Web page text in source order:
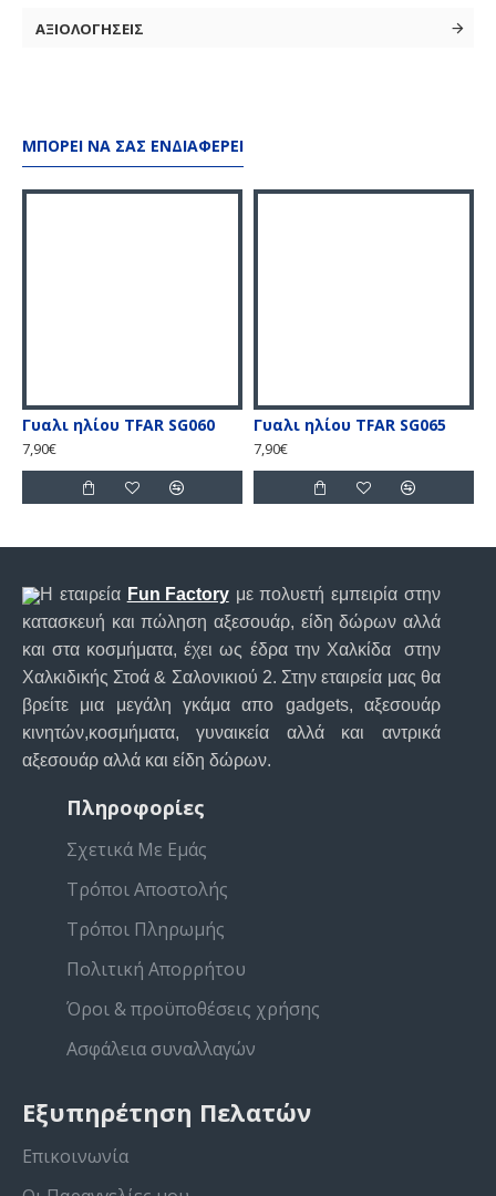
στο πίσω μέρος Πλέγμα στο πίσω μέρος για
ΑΞΙΟΛΟΓΗΣΕΙΣ
ΜΠΟΡΕΊ ΝΑ ΣΑΣ ΕΝΔΙΑΦΈΡΕΙ
Γυαλι ηλίου TFAR SG060
7,90€
Γυαλι ηλίου TFAR SG065
7,90€
Η εταιρεία Fun Factory με πολυετή εμπειρία στην
κατασκευή και πώληση αξεσουάρ, είδη δώρων αλλά
και στα κοσμήματα, έχει ως έδρα την Χαλκίδα στην
Χαλκιδικής Στοά & Σαλονικιού 2. Στην εταιρεία μας θα
βρείτε μια μεγάλη γκάμα απο gadgets, αξεσουάρ
κινητών,κοσμήματα, γυναικεία αλλά και αντρικά
αξεσουάρ αλλά και είδη δώρων.
Πληροφορίες
Σχετικά Με Εμάς
Τρόποι Αποστολής
Τρόποι Πληρωμής
Πολιτική Απορρήτου
Όροι & προϋποθέσεις χρήσης
Ασφάλεια συναλλαγών
Εξυπηρέτηση Πελατών
Επικοινωνία